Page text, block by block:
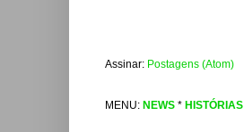
Assinar: Postagens (Atom)
MENU: NEWS * HISTÓRIAS